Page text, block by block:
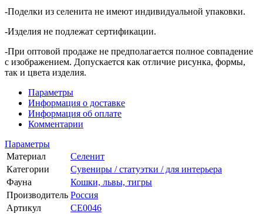
-Поделки из селенита не имеют индивидуальной упаковки.
-Изделия не подлежат сертификации.
-При оптовой продаже не предполагается полное совпадение
с изображением. Допускается как отличие рисунка, формы,
так и цвета изделия.
Параметры
Информация о доставке
Информация об оплате
Комментарии
Параметры
Материал
Селенит
Категории
Сувениры / статуэтки / для интерьера
Фауна
Кошки, львы, тигры
Производитель Россия
Артикул
СЕ0046